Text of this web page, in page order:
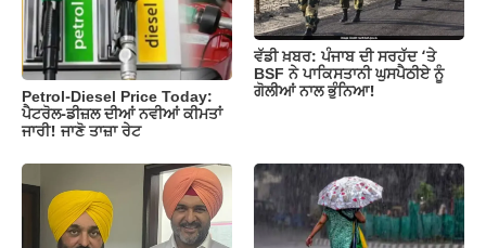
Petrol-Diesel Price Today:
ਪੈਟਰੋਲ-ਡੀਜ਼ਲ ਦੀਆਂ ਨਵੀਆਂ ਕੀਮਤਾਂ
ਜਾਰੀ! ਜਾਣੋ ਤਾਜ਼ਾ ਰੇਟ
ਵੱਡੀ ਖ਼ਬਰ: ਪੰਜਾਬ ਦੀ ਸਰਹੱਦ ‘ਤੇ
BSF ਨੇ ਪਾਕਿਸਤਾਨੀ ਘੁਸਪੈਠੀਏ ਨੂੰ
ਗੋਲੀਆਂ ਨਾਲ ਭੁੰਨਿਆ!